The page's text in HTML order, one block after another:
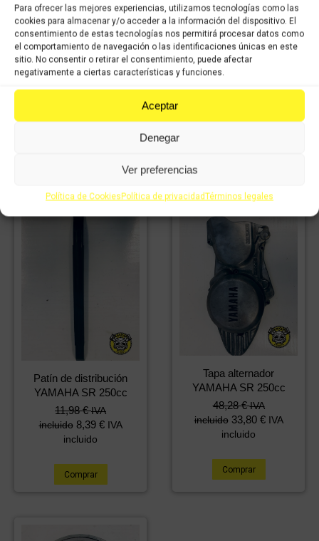
Para ofrecer las mejores experiencias, utilizamos tecnologías como las
cookies para almacenar y/o acceder a la información del dispositivo. El
consentimiento de estas tecnologías nos permitirá procesar datos como
el comportamiento de navegación o las identificaciones únicas en este
sitio. No consentir o retirar el consentimiento, puede afectar
negativamente a ciertas características y funciones.
Aceptar
Denegar
Ver preferencias
Política de CookiesPolítica de privacidadTérminos legales
Intermitente trasero
derecho YAMAHA SR
250cc
11,98 € IVA
incluido 8,39€ IVA
Marcador de
revoluciones YAMAHA
SR 250cc
incluido
Patín de distribución
YAMAHA SR 250cc
11,98€ IVA
incluido 8,39 € IVA
incluido
Comprar
Tapa alternador
YAMAHA SR 250cc
48,28€ IVA
incluido 33,80 € IVA
incluido
Comprar